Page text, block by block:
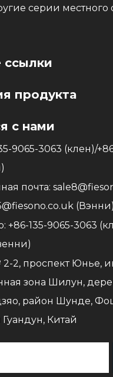
серии местного
ссылки
продукта
с нами
9065-3063 (клен)/
почта:
(Вэнни)
+86-135-9065-3063
2, проспект Юнье,
зона Шилун,
район Шунде,
Китай